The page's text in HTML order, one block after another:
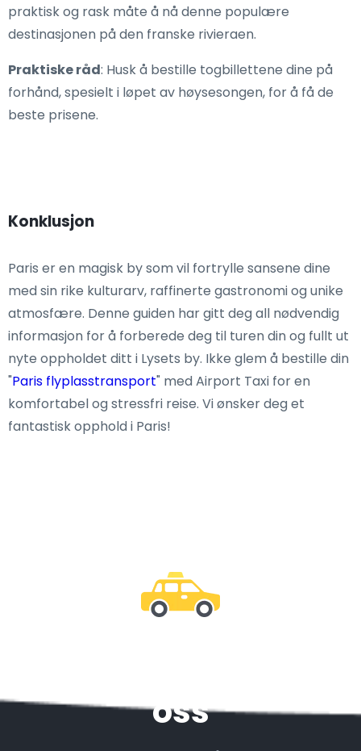
praktisk og rask måte å nå denne populære
destinasjonen på den franske rivieraen.
Praktiske råd: Husk å bestille togbillettene dine på
forhånd, spesielt i løpet av høysesongen, for å få de
beste prisene.
Konklusjon
Paris er en magisk by som vil fortrylle sansene dine
med sin rike kulturarv, raffinerte gastronomi og unike
atmosfære. Denne guiden har gitt deg all nødvendig
informasjon for å forberede deg til turen din og fullt ut
nyte oppholdet ditt i Lysets by. Ikke glem å bestille din
"Paris flyplasstransport" med Airport Taxi for en
komfortabel og stressfri reise. Vi ønsker deg et
fantastisk opphold i Paris!
oss